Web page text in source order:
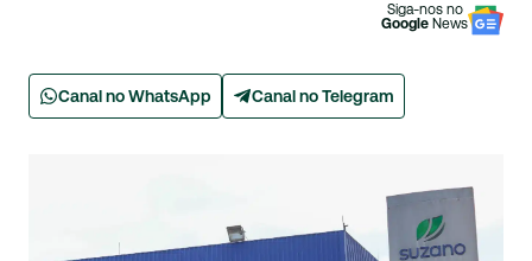
Siga-nos no
Google News
Canal no WhatsApp Canal no Telegram